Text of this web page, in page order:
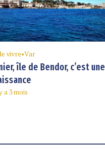
vivre•Var
île de Bendor, c’est une
a 3 mois